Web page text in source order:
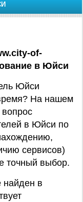
of-
в Юйси
Юйси
На нашем
в Юйси по
сервисов)
точный выбор.
в